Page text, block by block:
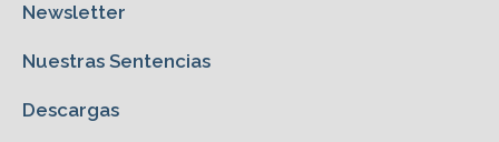
Newsletter
Nuestras Sentencias
Descargas